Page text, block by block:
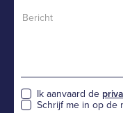
Ik aanvaard de
Schrijf me in op de